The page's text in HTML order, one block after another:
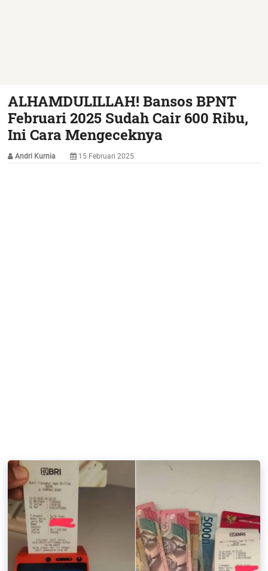
ALHAMDULILLAH! Bansos BPNT
Februari 2025 Sudah Cair 600 Ribu,
Ini Cara Mengeceknya
Andri Kurnia 15 Februari 2025